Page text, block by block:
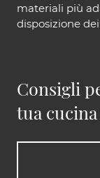
materiali più
disposizione
Consigli
tua cucina